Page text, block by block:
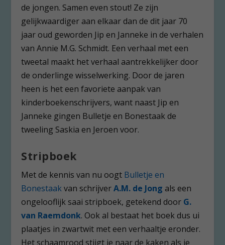
de jongen. Samen even stout! Ze zijn
gelijkwaardiger aan elkaar dan de dit jaar 70
jaar oud geworden Jip en Janneke in de verhalen
van Annie M.G. Schmidt. Een verhaal met een
tweetal maakt het verhaal aantrekkelijker door
de onderlinge wisselwerking. Door de jaren
heen is het een favoriete aanpak van
kinderboekenschrijvers, want naast Jip en
Janneke gingen Bulletje en Bonestaak de
tweeling Saskia en Jeroen voor.
Stripboek
Met de kennis van nu oogt Bulletje en
Bonestaakvan schrijverA.M. de Jong als een
ongelooflijk saai stripboek, getekend door G.
van Raemdonk. Ook al bestaat het boek dus ui
plaatjes in zwartwit met een verhaaltje eronder.
Het schaamrood stijgt je naar de kaken als je